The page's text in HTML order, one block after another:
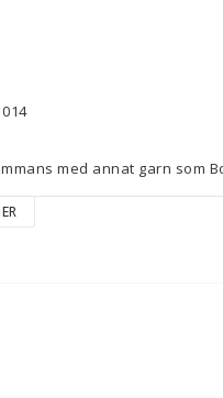
med annat garn som
tunna fina spetssjalar eller